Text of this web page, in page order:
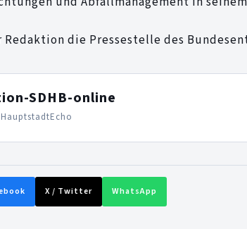
die Pressestelle des
SDHB-online
X / Twitter WhatsApp